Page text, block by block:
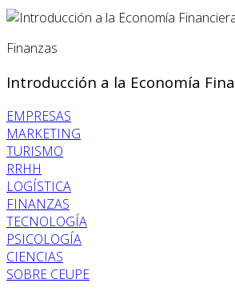
Finanzas
Introducción a la Economía
EMPRESAS
MARKETING
TURISMO
RRHH
LOGÍSTICA
FINANZAS
TECNOLOGÍA
PSICOLOGÍA
CIENCIAS
SOBRE CEUPE